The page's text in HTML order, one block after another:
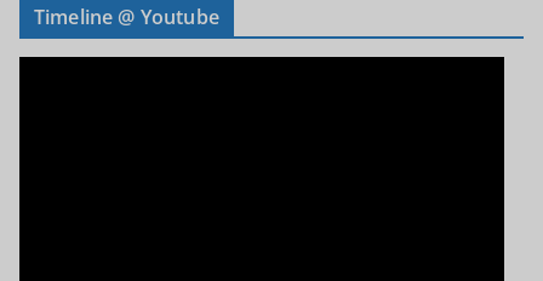
Timeline @ Youtube